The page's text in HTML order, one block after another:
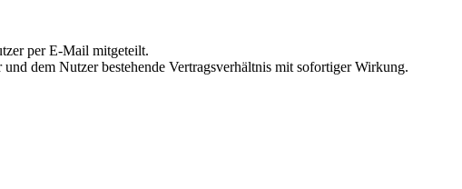
per E-Mail mitgeteilt.
dem Nutzer bestehende Vertragsverhältnis mit sofortiger Wirkung.